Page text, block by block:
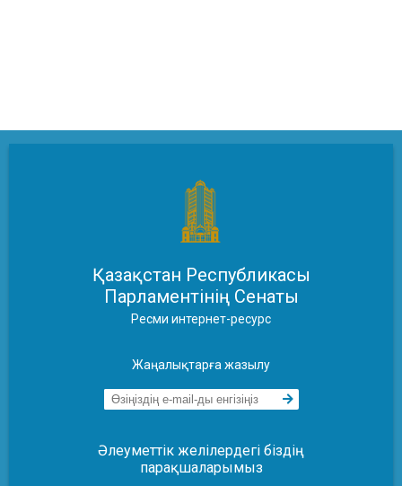
Қазақстан Республикасы
Парламентінің Сенаты
Ресми интернет-ресурс
Жаңалықтарға жазылу
Әлеуметтік желілердегі біздің
парақшаларымыз